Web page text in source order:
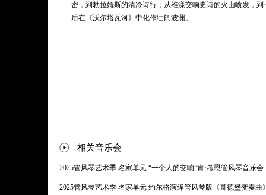
卡普斯汀：八首音乐会练习曲，作品40：VII. 间奏曲 / VI. 田园
Kapustin: 8 Concert Études, Op. 40: VII. Intermezzo / VI. Pastoral
密，到勃拉姆斯的清冷诗行；从维漾交响史诗的火山喷发，
后在《沃尔塔瓦河》中化作壮阔波澜。
相关音乐会
2025管风琴艺术季 名家单元 “一个人的交响”肯·考恩管风琴音乐会
2025管风琴艺术季 名家单元 约尔格演绎管风琴版《哥德堡变奏曲